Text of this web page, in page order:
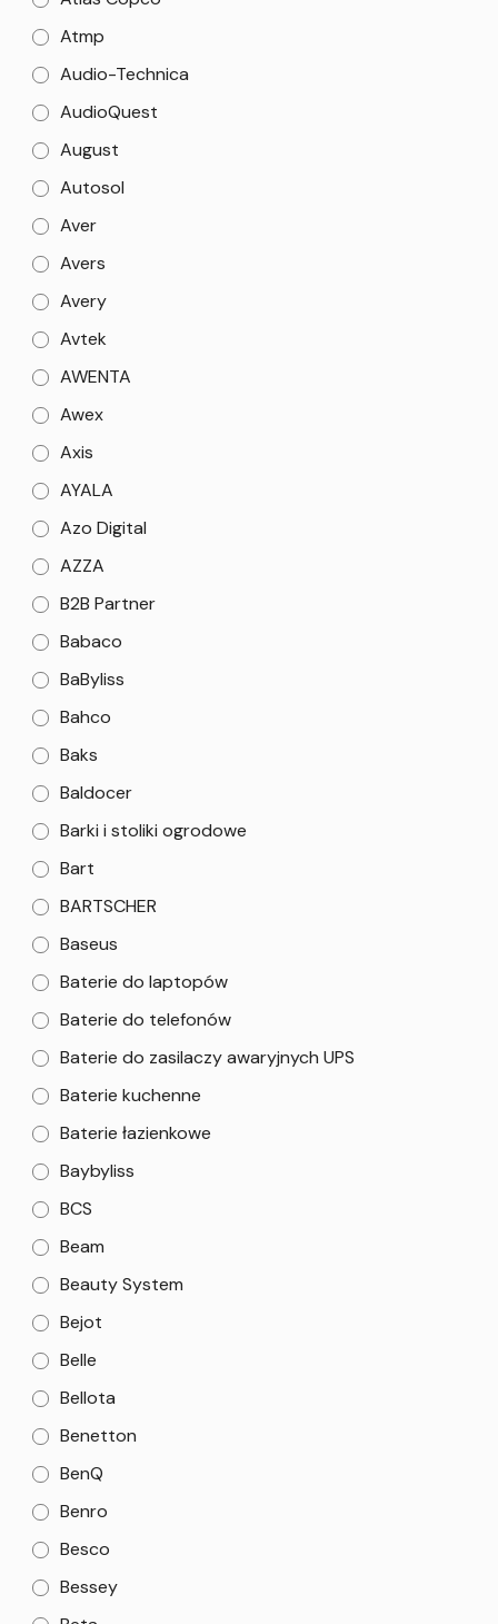
Atmp
Audio-Technica
AudioQuest
August
Autosol
Aver
Avers
Avery
Avtek
AWENTA
Awex
Axis
AYALA
Azo Digital
AZZA
B2B Partner
Babaco
BaByliss
Bahco
Baks
Baldocer
Barki i stoliki ogrodowe
Bart
BARTSCHER
Baseus
Baterie do laptopów
Baterie do telefonów
Baterie do zasilaczy awaryjnych UPS
Baterie kuchenne
Baterie łazienkowe
Baybyliss
BCS
Beam
Beauty System
Bejot
Belle
Bellota
Benetton
BenQ
Benro
Besco
Bessey